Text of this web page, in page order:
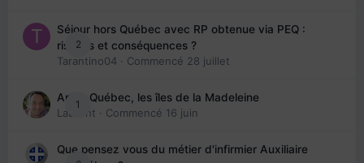
2
Séjour hors Québec avec RP obtenue via PEQ :
risques et conséquences ?
Tarantino04 · Commencé 28 juillet
1
Arte : Québec, les îles de la Madeleine
Laurent · Commencé 16 juin
Que pensez vous du métier d'infirmier Auxiliaire